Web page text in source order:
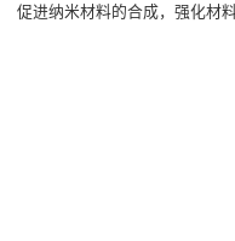
促进纳米材料的合成，强化材